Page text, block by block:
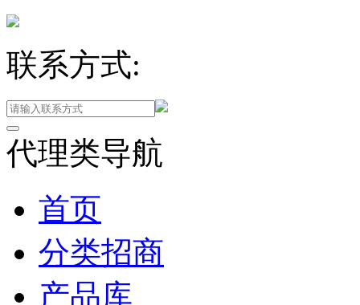
联系方式:
代理类导航
首页
分类招商
产品库